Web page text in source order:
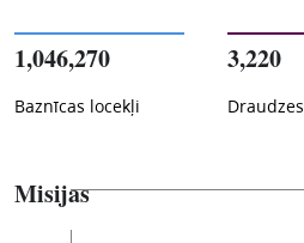
1,046,270
Baznīcas locekļi
3,220
Draudzes
Misijas